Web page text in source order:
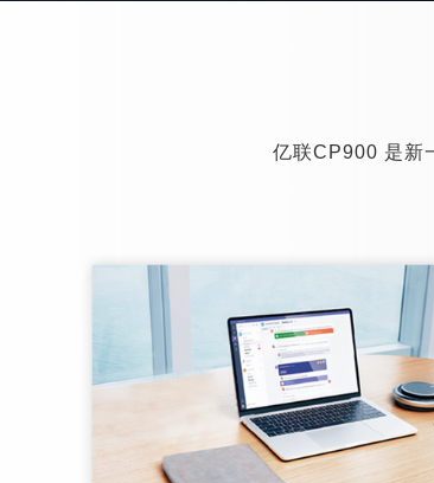
亿联CP900 是新